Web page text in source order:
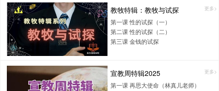
教牧特辑：教牧与试探 更多>
第一课 性的试探（一）
第二课 性的试探（二）
第三课 金钱的试探
宣教周特辑2025 更多>
第一课 再思大使命（林真儿老师）